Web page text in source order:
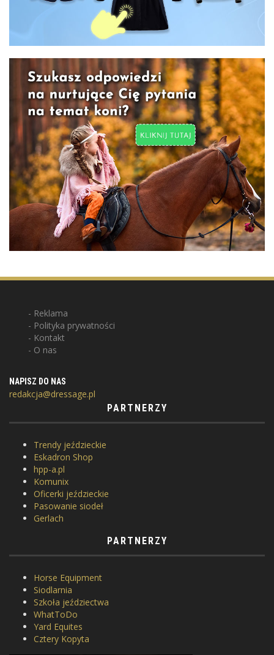
Reklama
Polityka prywatności
Kontakt
O nas
NAPISZ DO NAS
redakcja@dressage.pl
PARTNERZY
Trendy jeździeckie
Eskadron Shop
hpp-a.pl
Komunix
Oficerki jeździeckie
Pasowanie siodeł
Gerlach
PARTNERZY
Horse Equipment
Siodlarnia
Szkoła jeździectwa
WhatToDo
Yard Equites
Cztery Kopyta